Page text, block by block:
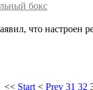
бокс
что
<< Start< Prev 31 32